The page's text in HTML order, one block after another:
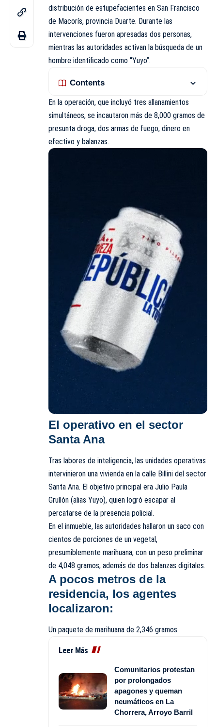
distribución de estupefacientes en San Francisco
de Macorís, provincia Duarte. Durante las
intervenciones fueron apresadas dos personas,
mientras las autoridades activan la búsqueda de un
hombre identificado como “Yuyo”.
Contents
En la operación, que incluyó tres allanamientos
simultáneos, se incautaron más de 8,000 gramos de
presunta droga, dos armas de fuego, dinero en
efectivo y balanzas.
El operativo en el sector
Santa Ana
Tras labores de inteligencia, las unidades operativas
intervinieron una vivienda en la calle Billini del sector
Santa Ana. El objetivo principal era Julio Paula
Grullón (alias Yuyo), quien logró escapar al
percatarse de la presencia policial.
En el inmueble, las autoridades hallaron un saco con
cientos de porciones de un vegetal,
presumiblemente marihuana, con un peso preliminar
de 4,048 gramos, además de dos balanzas digitales.
A pocos metros de la
residencia, los agentes
localizaron:
Un paquete de marihuana de 2,346 gramos.
Leer Más
Comunitarios protestan
por prolongados
apagones y queman
neumáticos en La
Chorrera, Arroyo Barril